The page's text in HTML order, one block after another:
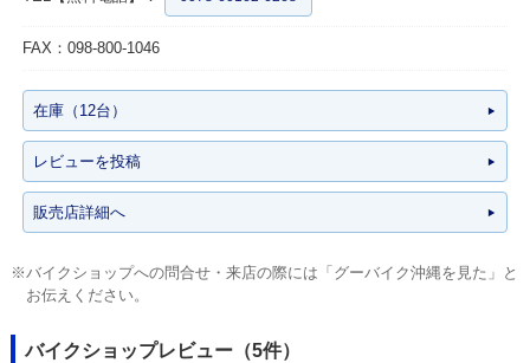
FAX：098-800-1046
在庫（12台）
レビューを投稿
販売店詳細へ
※バイクショップへの問合せ・来店の際には「グーバイク沖縄を見た」と
お伝えください。
バイクショップレビュー（5件）